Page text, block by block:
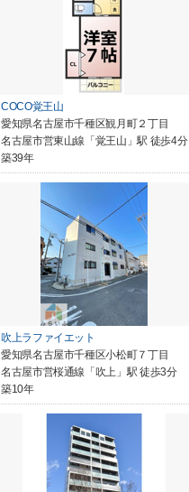
COCO覚王山
愛知県名古屋市千種区観月町２丁目
名古屋市営東山線「覚王山」駅 徒歩4分
築39年
吹上ラファイエット
愛知県名古屋市千種区小松町７丁目
名古屋市営桜通線「吹上」駅 徒歩3分
築10年